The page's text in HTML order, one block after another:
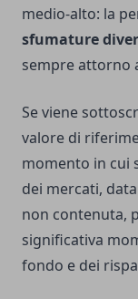
medio-alto: la
sfumature
sempre attorno
Se viene
valore di
momento in cui
dei mercati,
non contenuta,
significativa
fondo e dei